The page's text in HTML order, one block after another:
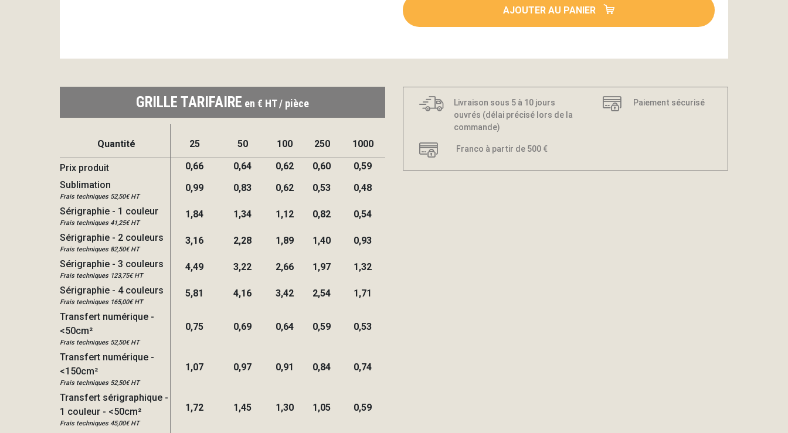
AJOUTER AU PANIER
GRILLE TARIFAIRE en € HT / pièce
Quantité 25 50 100 250 1000
Prix produit 0,66 0,64 0,62 0,60
0,59
Sublimation
Frais techniques 52,50€ HT
0,99 0,83 0,62 0,53 0,48
Sérigraphie - 1 couleur
Frais techniques 41,25€ HT
1,84 1,34 1,12 0,82 0,54
Sérigraphie - 2 couleurs
Frais techniques 82,50€ HT
3,16 2,28 1,89 1,40 0,93
Sérigraphie - 3 couleurs
Frais techniques 123,75€ HT
4,49 3,22 2,66 1,97 1,32
Sérigraphie - 4 couleurs
Frais techniques 165,00€ HT
5,81 4,16 3,42 2,54 1,71
Transfert numérique -
<50cm²
Frais techniques 52,50€ HT
0,75 0,69 0,64 0,59 0,53
Transfert numérique -
<150cm²
Frais techniques 52,50€ HT
1,07 0,97 0,91 0,84 0,74
Transfert sérigraphique -
1 couleur - <50cm²
Frais techniques 45,00€ HT
1,72 1,45 1,30 1,05 0,59
Livraison sous 5 à 10 jours
ouvrés (délai précisé lors de la
commande)
Paiement sécurisé
Franco à partir de 500 €